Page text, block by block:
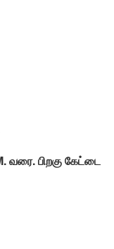
பிறகு கேட்டை